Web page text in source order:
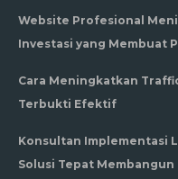
Website Profesional
Investasi yang Membuat
Cara Meningkatkan
Terbukti Efektif
Konsultan Implementasi
Solusi Tepat